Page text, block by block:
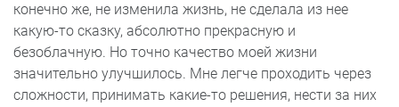
конечно же, не изменила жизнь, не сделала из нее
какую-то сказку, абсолютно прекрасную и
безоблачную. Но точно качество моей жизни
значительно улучшилось. Мне легче проходить через
сложности, принимать какие-то решения, нести за них